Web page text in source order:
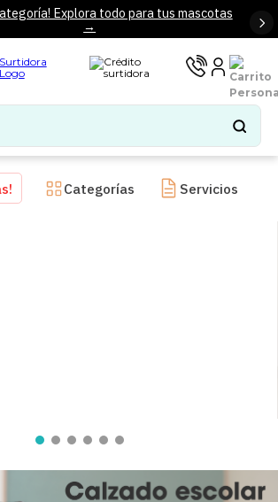
Explora todo para tus mascotas
→
BUSCADOS
Categorías Servicios